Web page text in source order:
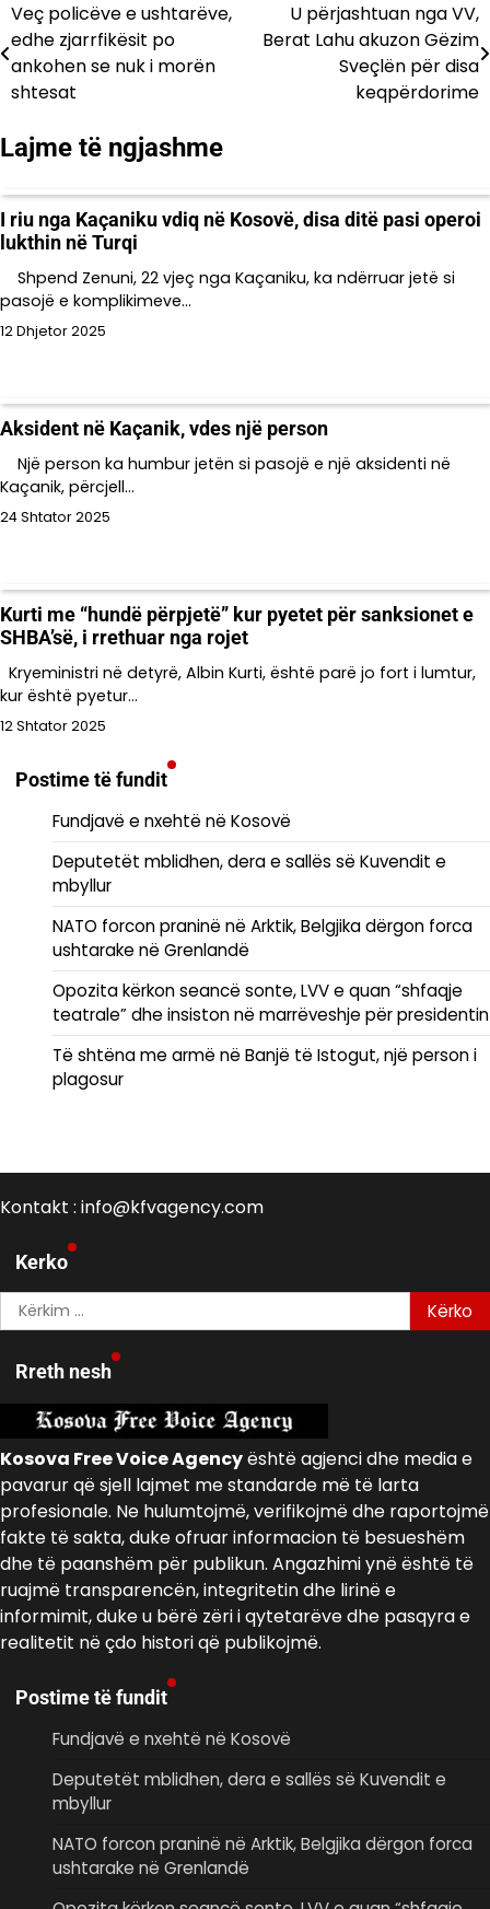
Lëvizje
te
postimet
Veç policëve e ushtarëve,
edhe zjarrfikësit po
ankohen se nuk i morën
shtesat
U përjashtuan nga VV,
Berat Lahu akuzon Gëzim
Sveçlën për disa
keqpërdorime
Lajme të ngjashme
I riu nga Kaçaniku vdiq në Kosovë, disa ditë pasi operoi
lukthin në Turqi
Shpend Zenuni, 22 vjeç nga Kaçaniku, ka ndërruar jetë si
pasojë e komplikimeve…
12 Dhjetor 2025
Aksident në Kaçanik, vdes një person
Një person ka humbur jetën si pasojë e një aksidenti në
Kaçanik, përcjell…
24 Shtator 2025
Kurti me “hundë përpjetë” kur pyetet për sanksionet e
SHBA’së, i rrethuar nga rojet
Kryeministri në detyrë, Albin Kurti, është parë jo fort i lumtur,
kur është pyetur…
12 Shtator 2025
Postime të fundit
Fundjavë e nxehtë në Kosovë
Deputetët mblidhen, dera e sallës së Kuvendit e
mbyllur
NATO forcon praninë në Arktik, Belgjika dërgon forca
ushtarake në Grenlandë
Opozita kërkon seancë sonte, LVV e quan “shfaqje
teatrale” dhe insiston në marrëveshje për presidentin
Të shtëna me armë në Banjë të Istogut, një person i
plagosur
Kontakt : info@kfvagency.com
Kerko
Kërko
për:
Rreth nesh
Kosova Free Voice Agencyështë agjenci dhe media e
pavarur që sjell lajmet me standarde më të larta
profesionale. Ne hulumtojmë, verifikojmë dhe raportojmë
fakte të sakta, duke ofruar informacion të besueshëm
dhe të paanshëm për publikun. Angazhimi ynë është të
ruajmë transparencën, integritetin dhe lirinë e
informimit, duke u bërë zëri i qytetarëve dhe pasqyra e
realitetit në çdo histori që publikojmë.
Postime të fundit
Fundjavë e nxehtë në Kosovë
Deputetët mblidhen, dera e sallës së Kuvendit e
mbyllur
NATO forcon praninë në Arktik, Belgjika dërgon forca
ushtarake në Grenlandë